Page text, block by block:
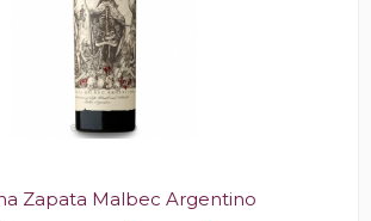
Zapata Malbec Argentino